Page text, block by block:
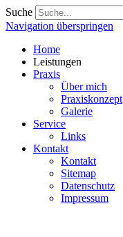
Suche
Navigation überspringen
Home
Leistungen
Praxis
Über mich
Praxiskonzept
Galerie
Service
Links
Kontakt
Kontakt
Sitemap
Datenschutz
Impressum